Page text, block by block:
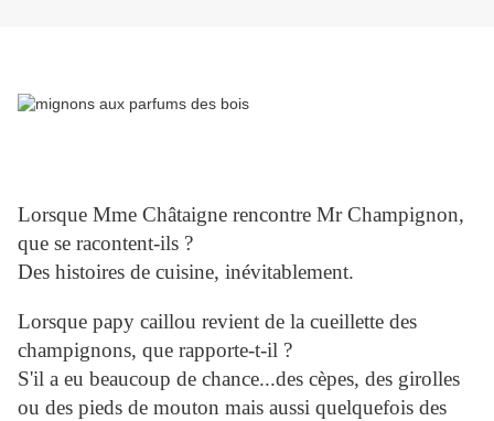
Lorsque Mme Châtaigne rencontre Mr Champignon,
que se racontent-ils ?
Des histoires de cuisine, inévitablement.
Lorsque papy caillou revient de la cueillette des
champignons, que rapporte-t-il ?
S'il a eu beaucoup de chance...des cèpes, des girolles
ou des pieds de mouton mais aussi quelquefois des